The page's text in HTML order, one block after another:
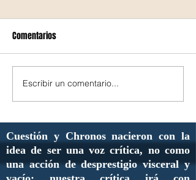
Comentarios
Escribir un comentario...
Cuestión y Chronos nacieron con la
idea de ser una voz crítica, no como
una acción de desprestigio visceral y